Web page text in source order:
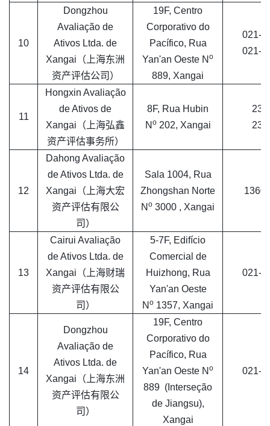
10
Dongzhou
Avaliação de
Ativos Ltda. de
Xangai（上海东洲
资产评估公司）
19F, Centro
Corporativo do
Pacífico, Rua
Yan'an Oeste N o
889, Xangai
021-
021-
11
Hongxin Avaliação
de Ativos de
Xangai（上海弘鑫
资产评估事务所）
8F, Rua Hubin
N o202, Xangai
12
Dahong Avaliação
de Ativos Ltda. de
Xangai（上海大宏
资产评估有限公
司）
Sala 1004, Rua
Zhongshan Norte
N o 3000 , Xangai
13
Cairui Avaliação
de Ativos Ltda. de
Xangai（上海财瑞
资产评估有限公
司）
5-7F, Edifício
Comercial de
Huizhong, Rua
Yan'an Oeste
N o 1357, Xangai
021-
14
Dongzhou
Avaliação de
Ativos Ltda. de
Xangai（上海东洲
资产评估有限公
司）
19F, Centro
Corporativo do
Pacífico, Rua
Yan'an Oeste N o
889 (Interseção
de Jiangsu),
Xangai
021-